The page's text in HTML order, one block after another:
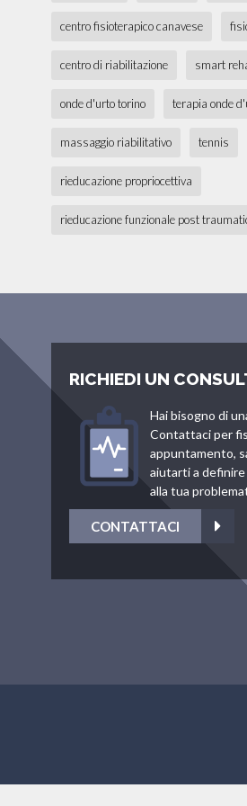
centro fisioterapico canavese
centro di riabilitazione smart
onde d'urto torino terapia onde
massaggio riabilitativo tennis
rieducazione propriocettiva
rieducazione funzionale post
RICHIEDI UN
Hai bisogno di
Contattaci per
appuntamento,
aiutarti a definire
alla tua
CONTATTACI